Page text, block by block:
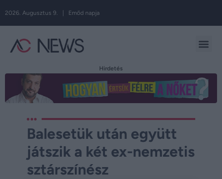
2026. Augusztus 9. | Emőd napja
Hirdetés
Balesetük után együtt
játszik a két ex-nemzetis
sztárszínész